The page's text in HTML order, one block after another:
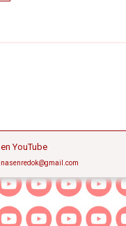
YouTube